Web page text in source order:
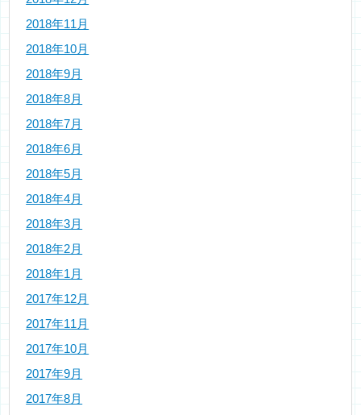
2018年11月
2018年10月
2018年9月
2018年8月
2018年7月
2018年6月
2018年5月
2018年4月
2018年3月
2018年2月
2018年1月
2017年12月
2017年11月
2017年10月
2017年9月
2017年8月